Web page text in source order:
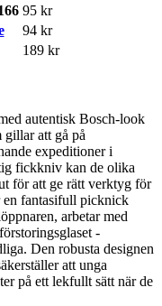
95 kr
94 kr
189 kr
autentisk Bosch-look
gillar att gå på
expeditioner i
fickkniv kan de olika
för att ge rätt verktyg för
en fantasifull picknick
arbetar med
-
Den robusta designen
att unga
på ett lekfullt sätt när de